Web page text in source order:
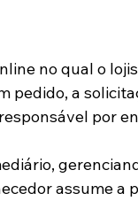
no qual o
pedido, a
por
assume a